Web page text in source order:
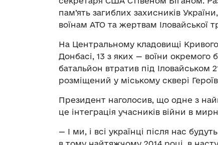
пам’ять загиблих захисників
воїнам АТО та жертвам Іловайської
На Центральному кладовищі
Донбасі, 13 з яких — воїни окремого
батальйон втратив під Іловайськом
розміщений у міському сквері
Президент наголосив, що одне з
це інтеграція учасників війни в
— І ми, і всі українці після нас